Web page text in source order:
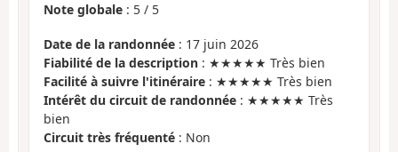
Note globale : 5 / 5
Date de la randonnée : 17 juin 2026
Fiabilité de la description : ★★★★★ Très bien
Facilité à suivre l'itinéraire : ★★★★★ Très bien
Intérêt du circuit de randonnée : ★★★★★ Très
bien
Circuit très fréquenté : Non